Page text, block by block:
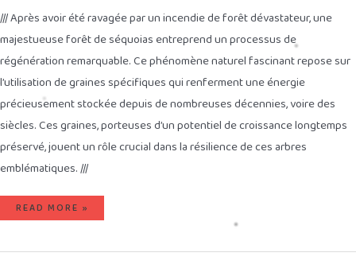
/// Après avoir été ravagée par un incendie de forêt dévastateur, une
majestueuse forêt de séquoias entreprend un processus de
régénération remarquable. Ce phénomène naturel fascinant repose sur
l’utilisation de graines spécifiques qui renferment une énergie
précieusement stockée depuis de nombreuses décennies, voire des
siècles. Ces graines, porteuses d’un potentiel de croissance longtemps
préservé, jouent un rôle crucial dans la résilience de ces arbres
emblématiques. ///
READ MORE »